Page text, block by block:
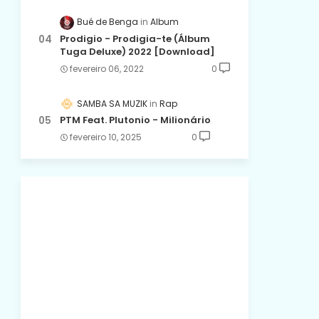
Bué de Benga Album
Prodigio - Prodigia-te (Álbum
Tuga Deluxe) 2022 [Download]
fevereiro 06, 2022 0
SAMBA SA MUZIK Rap
PTM Feat. Plutonio - Milionário
fevereiro 10, 2025 0